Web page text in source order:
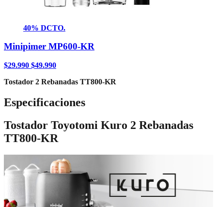
40% DCTO.
Minipimer MP600-KR
$29.990 $49.990
Tostador 2 Rebanadas TT800-KR
Especificaciones
Tostador Toyotomi Kuro 2 Rebanadas
TT800-KR